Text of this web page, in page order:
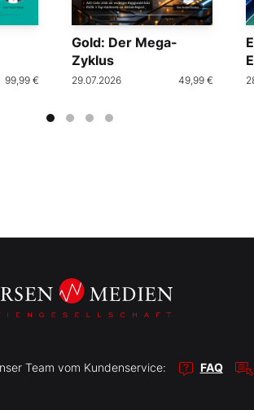
99,99 €
Gold: Der Mega-
Zyklus
29.07.2026 49,99 €
Team vom Kundenservice: FAQ